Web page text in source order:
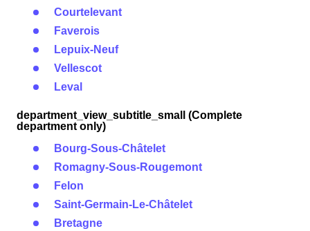
Courtelevant
Faverois
Lepuix-Neuf
Vellescot
Leval
department_view_subtitle_small (Complete
department only)
Bourg-Sous-Châtelet
Romagny-Sous-Rougemont
Felon
Saint-Germain-Le-Châtelet
Bretagne